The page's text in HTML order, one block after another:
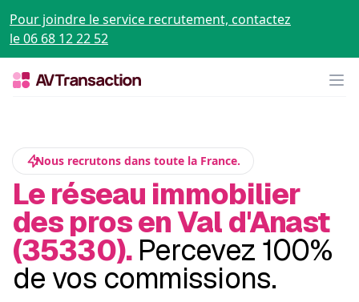
Pour joindre le service recrutement, contactez
le 06 68 12 22 52
Nous recrutons dans toute la France.
Le réseau immobilier
des pros en Val d'Anast
(35330). Percevez 100%
de vos commissions.